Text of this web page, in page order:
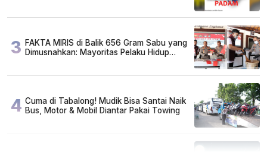
3 FAKTA MIRIS di Balik 656 Gram Sabu yang
Dimusnahkan: Mayoritas Pelaku Hidup
4 Cuma di Tabalong! Mudik Bisa Santai Naik
Bus, Motor & Mobil Diantar Pakai Towing